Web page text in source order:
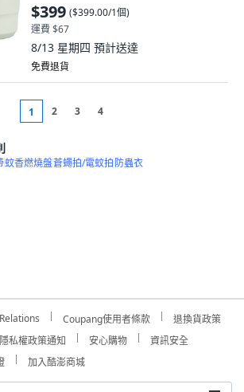
$399 ($399.00/1個)
運費 $67
8/13 星期四 預計送達
免費退貨
1 2 3 4
蚊香燃燒盤蒼蠅拍/電蚊拍 防蟲衣
Coupang使用者條款
退換貨政策
私權政策通知 安心購物
資訊安全
加入酷澎商城